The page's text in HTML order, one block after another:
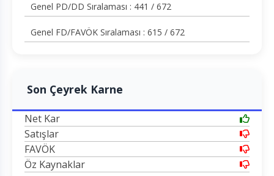
Genel PD/DD Sıralaması : 441 / 672
Genel FD/FAVÖK Sıralaması : 615 / 672
Son Çeyrek Karne
Net Kar
Satışlar
FAVÖK
Öz Kaynaklar